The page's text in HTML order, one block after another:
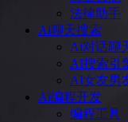
法律助手
Ai聊天搜索
Ai对话聊
AI搜索引
AI女友男
Ai编程开发
编程工具